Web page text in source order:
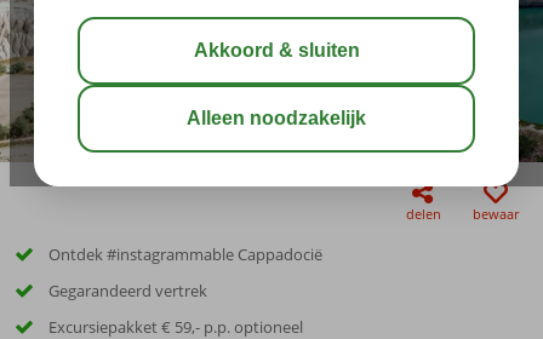
delen bewaar
Ontdek #instagrammable Cappadocië
Gegarandeerd vertrek
Excursiepakket € 59,- p.p. optioneel